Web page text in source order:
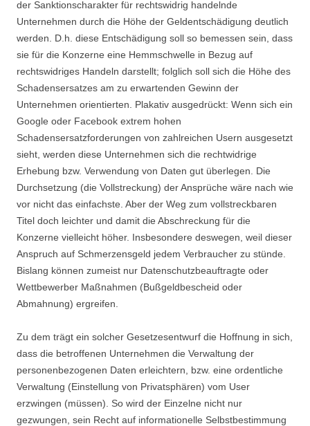
der Sanktionscharakter für rechtswidrig handelnde
Unternehmen durch die Höhe der Geldentschädigung deutlich
werden. D.h. diese Entschädigung soll so bemessen sein, dass
sie für die Konzerne eine Hemmschwelle in Bezug auf
rechtswidriges Handeln darstellt; folglich soll sich die Höhe des
Schadensersatzes am zu erwartenden Gewinn der
Unternehmen orientierten. Plakativ ausgedrückt: Wenn sich ein
Google oder Facebook extrem hohen
Schadensersatzforderungen von zahlreichen Usern ausgesetzt
sieht, werden diese Unternehmen sich die rechtwidrige
Erhebung bzw. Verwendung von Daten gut überlegen. Die
Durchsetzung (die Vollstreckung) der Ansprüche wäre nach wie
vor nicht das einfachste. Aber der Weg zum vollstreckbaren
Titel doch leichter und damit die Abschreckung für die
Konzerne vielleicht höher. Insbesondere deswegen, weil dieser
Anspruch auf Schmerzensgeld jedem Verbraucher zu stünde.
Bislang können zumeist nur Datenschutzbeauftragte oder
Wettbewerber Maßnahmen (Bußgeldbescheid oder
Abmahnung) ergreifen.
Zu dem trägt ein solcher Gesetzesentwurf die Hoffnung in sich,
dass die betroffenen Unternehmen die Verwaltung der
personenbezogenen Daten erleichtern, bzw. eine ordentliche
Verwaltung (Einstellung von Privatsphären) vom User
erzwingen (müssen). So wird der Einzelne nicht nur
gezwungen, sein Recht auf informationelle Selbstbestimmung